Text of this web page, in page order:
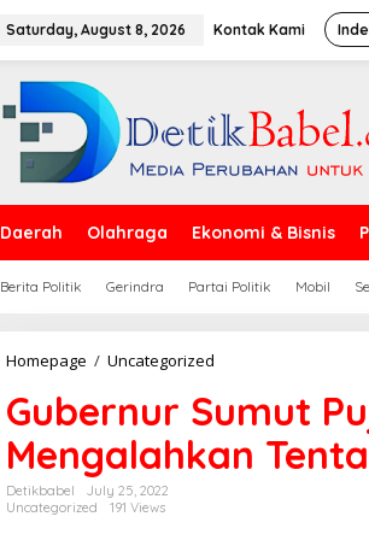
Saturday, August 8, 2026 Kontak Kami
Daerah Olahraga Ekonomi & Bisnis
Berita Politik Gerindra Partai Politik Mobil
Homepage / Uncategorized
b
e
r
n
Gubernur Sumut
Mengalahkan
Detikbabel
July 25, 2022
Uncategorized
191 Views